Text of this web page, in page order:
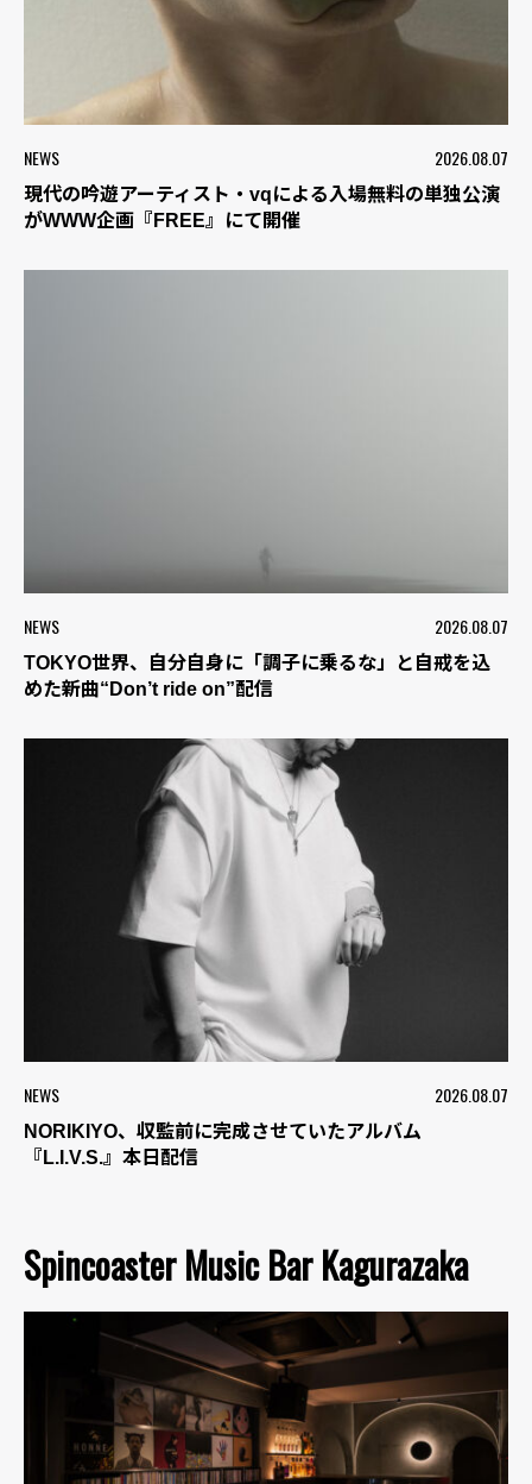
NEWS 2026.08.07
現代の吟遊アーティスト・vqによる入場無料の単独公演
がWWW企画『FREE』にて開催
NEWS 2026.08.07
TOKYO世界、自分自身に「調子に乗るな」と自戒を込
めた新曲“Don’t ride on”配信
NEWS 2026.08.07
NORIKIYO、収監前に完成させていたアルバム
『L.I.V.S.』本日配信
Spincoaster Music Bar Kagurazaka